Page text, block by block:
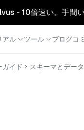
- 10倍速い。手間
アル ツール ブログコ
ガイド スキーマとデー